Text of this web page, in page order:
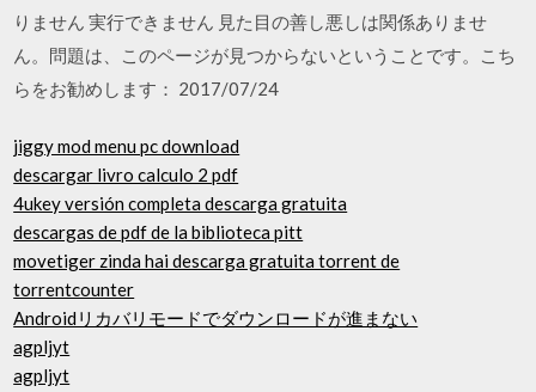
りません 実行できません 見た目の善し悪しは関係ありませ
ん。問題は、このページが見つからないということです。こち
らをお勧めします： 2017/07/24
jiggy mod menu pc download
descargar livro calculo 2 pdf
4ukey versión completa descarga gratuita
descargas de pdf de la biblioteca pitt
movetiger zinda hai descarga gratuita torrent de
torrentcounter
Androidリカバリモードでダウンロードが進まない
agpljyt
agpljyt